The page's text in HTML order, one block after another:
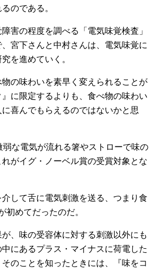
のである。
害の程度を調べる「電気味覚検査」
宮下さんと中村さんは、電気味覚に
を進めていく。
の味わいを素早く変えられることが
に限定するよりも、食べ物の味わい
喜んでもらえるのではないかと思
な電気が流れる箸やストローで味の
がイグ・ノーベル賞の受賞対象とな
して舌に電気刺激を送る、つまり食
めてだったのだ。
、味の受容体に対する刺激以外にも
にあるプラス・マイナスに荷電した
のことを知ったときには、『味をコ